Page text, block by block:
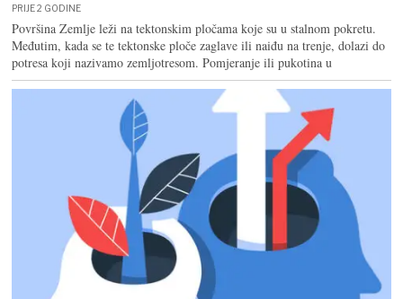
PRIJE 2 GODINE
Površina Zemlje leži na tektonskim pločama koje su u stalnom pokretu.
Međutim, kada se te tektonske ploče zaglave ili naiđu na trenje, dolazi do
potresa koji nazivamo zemljotresom. Pomjeranje ili pukotina u